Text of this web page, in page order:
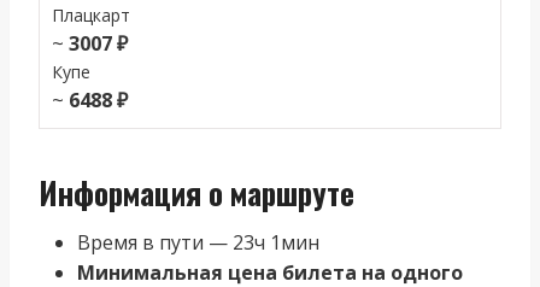
Плацкарт
~ 3007 ₽
Купе
~ 6488 ₽
Информация о маршруте
Время в пути — 23ч 1мин
Минимальная цена билета на одного